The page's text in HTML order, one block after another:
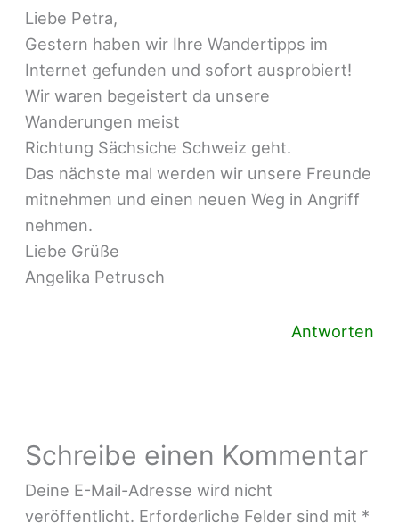
Liebe Petra,
Gestern haben wir Ihre Wandertipps im
Internet gefunden und sofort ausprobiert!
Wir waren begeistert da unsere
Wanderungen meist
Richtung Sächsiche Schweiz geht.
Das nächste mal werden wir unsere Freunde
mitnehmen und einen neuen Weg in Angriff
nehmen.
Liebe Grüße
Angelika Petrusch
Antworten
Schreibe einen Kommentar
Deine E-Mail-Adresse wird nicht
veröffentlicht. Erforderliche Felder sind mit *